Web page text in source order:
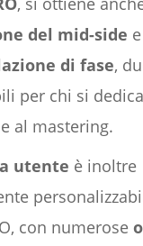
del mid-side
di fase,
per chi si
al mastering.
utente è inoltre
con numerose